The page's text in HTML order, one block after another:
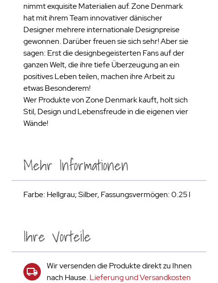
nimmt exquisite Materialien auf. Zone Denmark
hat mit ihrem Team innovativer dänischer
Designer mehrere internationale Designpreise
gewonnen. Darüber freuen sie sich sehr! Aber sie
sagen: Erst die designbegeisterten Fans auf der
ganzen Welt, die ihre tiefe Überzeugung an ein
positives Leben teilen, machen ihre Arbeit zu
etwas Besonderem!
Wer Produkte von Zone Denmark kauft, holt sich
Stil, Design und Lebensfreude in die eigenen vier
Wände!
Ihre Vorteile
Wir versenden die Produkte direkt zu Ihnen
nach Hause. Lieferung und Versandkosten
Mehr Informationen
Farbe: Hellgrau; Silber, Fassungsvermögen: 0.25 l